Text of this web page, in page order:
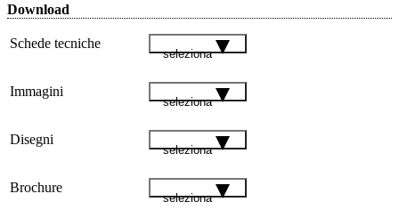
Download
Schede tecniche
seleziona
Immagini
seleziona
Disegni
seleziona
Brochure
seleziona